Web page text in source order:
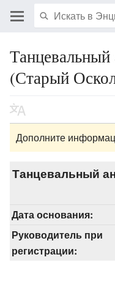
(Старый
Дополните
Танцевальный
Дата основания:
Руководитель при
регистрации: